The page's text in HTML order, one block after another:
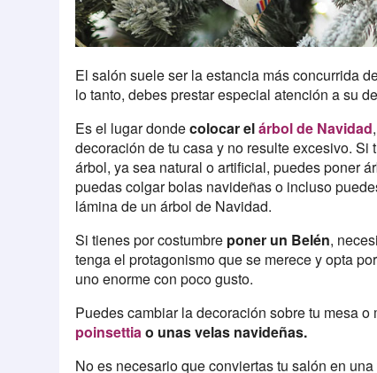
El salón suele ser la estancia más concurrida
lo tanto, debes prestar especial atención a su
Es el lugar dondecolocar elárbol de Navidad
decoración de tu casa y no resulte excesivo.
árbol, ya sea natural o artificial, puedes poner
puedas colgar bolas navideñas o incluso
lámina de un árbol de Navidad.
Si tienes por costumbre poner un Belén,
tenga el protagonismo que se merece y opta
uno enorme con poco gusto.
Puedes cambiar la decoración sobre tu mesa
poinsettiao unas velas navideñas.
No es necesario que conviertas tu salón en